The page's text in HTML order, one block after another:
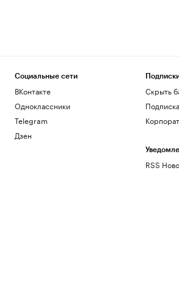
Социальные сети
ВКонтакте
Одноклассники
Telegram
Дзен
Скрыть
RSS